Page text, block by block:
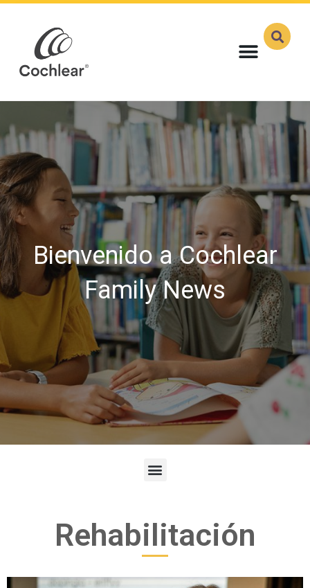
Bienvenido a Cochlear
Family News
Rehabilitación